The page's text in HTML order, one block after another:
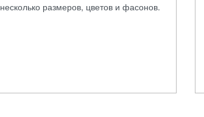
несколько размеров, цветов и фасонов.